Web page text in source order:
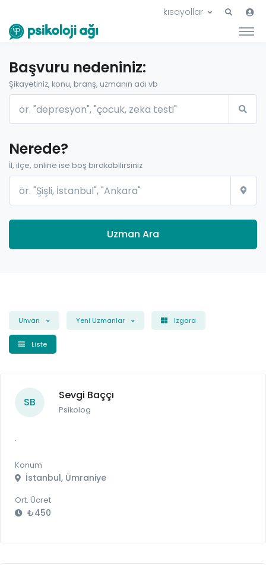
kısayollar
Başvuru nedeniniz:
Şikayetiniz, konu, branş, uzmanın adı vb
Nerede?
İl, ilçe, online ise boş bırakabilirsiniz
Uzman Ara
Unvan Yeni Uzmanlar Izgara
Liste
SB
Sevgi Baççı
Psikolog
.
Konum
İstanbul, Ümraniye
Ort. Ücret
₺450